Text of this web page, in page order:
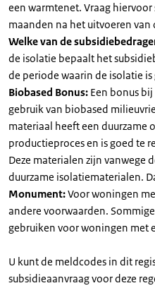
een warmtenet. Vraag
maanden na het uitvoeren van
Welke van de
de isolatie bepaalt het
de periode waarin de isolatie
Biobased Bonus: Een bonus
gebruik van biobased
materiaal heeft een
productieproces en is goed te
Deze materialen zijn vanwege
duurzame isolatiematerialen.
Monument:Voor woningen
andere voorwaarden.
gebruiken voor woningen met
U kunt de meldcodes in dit
subsidieaanvraag voor deze